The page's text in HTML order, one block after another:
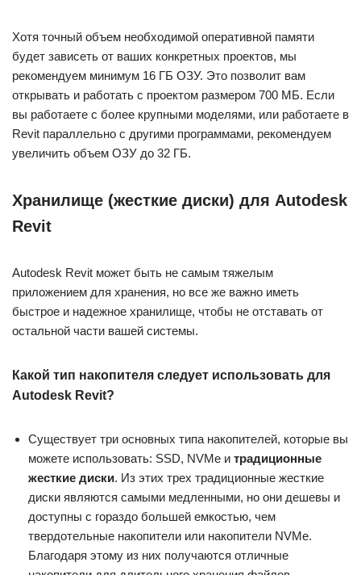
Хотя точный объем необходимой оперативной памяти
будет зависеть от ваших конкретных проектов, мы
рекомендуем минимум 16 ГБ ОЗУ. Это позволит вам
открывать и работать с проектом размером 700 МБ. Если
вы работаете с более крупными моделями, или работаете в
Revit параллельно с другими программами, рекомендуем
увеличить объем ОЗУ до 32 ГБ.
Хранилище (жесткие диски) для Autodesk
Revit
Autodesk Revit может быть не самым тяжелым
приложением для хранения, но все же важно иметь
быстрое и надежное хранилище, чтобы не отставать от
остальной части вашей системы.
Какой тип накопителя следует использовать для
Autodesk Revit?
Существует три основных типа накопителей, которые вы
можете использовать: SSD, NVMe и традиционные
жесткие диски. Из этих трех традиционные жесткие
диски являются самыми медленными, но они дешевы и
доступны с гораздо большей емкостью, чем
твердотельные накопители или накопители NVMe.
Благодаря этому из них получаются отличные